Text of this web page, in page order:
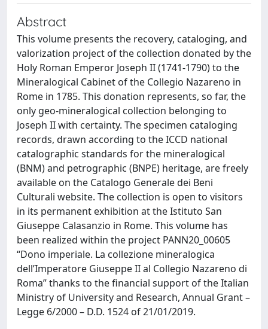
Abstract
This volume presents the recovery, cataloging, and
valorization project of the collection donated by the
Holy Roman Emperor Joseph II (1741-1790) to the
Mineralogical Cabinet of the Collegio Nazareno in
Rome in 1785. This donation represents, so far, the
only geo-mineralogical collection belonging to
Joseph II with certainty. The specimen cataloging
records, drawn according to the ICCD national
catalographic standards for the mineralogical
(BNM) and petrographic (BNPE) heritage, are freely
available on the Catalogo Generale dei Beni
Culturali website. The collection is open to visitors
in its permanent exhibition at the Istituto San
Giuseppe Calasanzio in Rome. This volume has
been realized within the project PANN20_00605
“Dono imperiale. La collezione mineralogica
dell’Imperatore Giuseppe II al Collegio Nazareno di
Roma” thanks to the financial support of the Italian
Ministry of University and Research, Annual Grant –
Legge 6/2000 – D.D. 1524 of 21/01/2019.